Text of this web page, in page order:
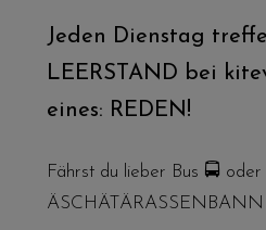
Jeden Dienstag
LEERSTAND bei
eines: REDEN!
Fährst du lieber Bus 🚍
ÄSCHÄTÄRASSENBANN